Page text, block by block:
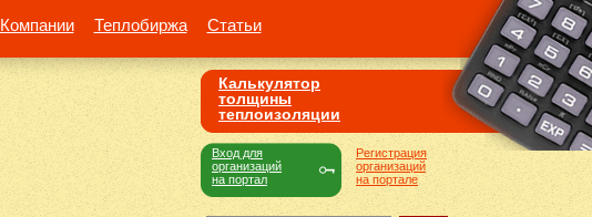
Компании Теплобиржа Статьи
Калькулятор
толщины
теплоизоляции
Регистрация
организаций
на портале
Вход для
организаций
на портал